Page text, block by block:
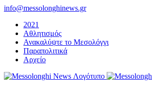
Μετάβαση
περιεχόμενο
info@messolonghinews.gr
2021
Αθλητισμός
Ανακαλύψτε το Μεσολόγγι
Παραπολιτικά
Αρχείο